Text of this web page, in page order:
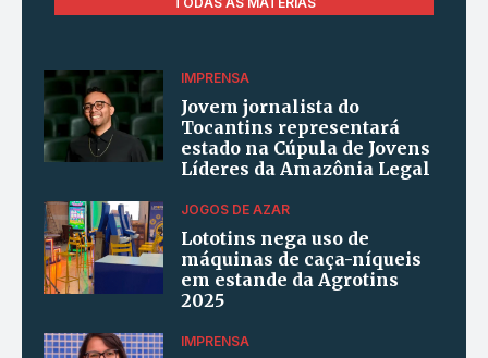
IMPRENSA
Jovem jornalista do
Tocantins representará
estado na Cúpula de Jovens
Líderes da Amazônia Legal
JOGOS DE AZAR
Lototins nega uso de
máquinas de caça-níqueis
em estande da Agrotins
2025
IMPRENSA